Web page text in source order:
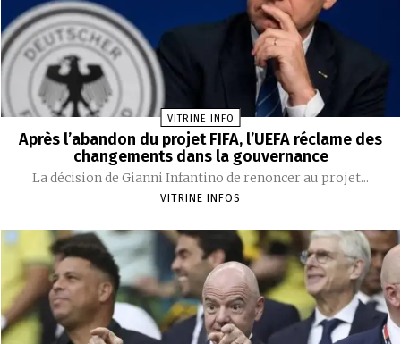
VITRINE INFO
Après l’abandon du projet FIFA, l’UEFA réclame des
changements dans la gouvernance
La décision de Gianni Infantino de renoncer au projet...
VITRINE INFOS